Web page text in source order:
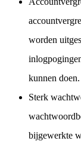
worden
kunnen doen.
Sterk
bijgewerkte